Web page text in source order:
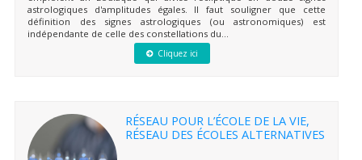
astrologiques d'amplitudes égales. Il faut souligner que cette
définition des signes astrologiques (ou astronomiques) est
indépendante de celle des constellations du...
Cliquez ici
RÉSEAU POUR L’ÉCOLE DE LA VIE,
RÉSEAU DES ÉCOLES ALTERNATIVES